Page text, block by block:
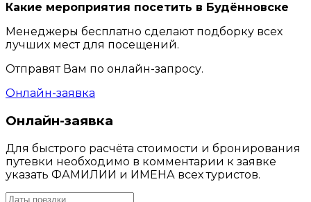
Какие мероприятия посетить в Будённовске
Менеджеры бесплатно сделают подборку всех
лучших мест для посещений.
Отправят Вам по онлайн-запросу.
Онлайн-заявка
Онлайн-заявка
Для быстрого расчёта стоимости и бронирования
путевки необходимо в комментарии к заявке
указать ФАМИЛИИ и ИМЕНА всех туристов.